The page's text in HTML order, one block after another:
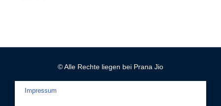
© Alle Rechte liegen bei Prana Jio
Impressum